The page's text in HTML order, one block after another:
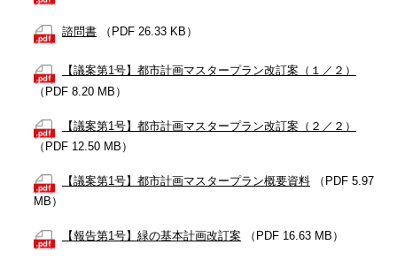
諮問書 （PDF 26.33 KB）
【議案第1号】都市計画マスタープラン改訂案（１／２）
（PDF 8.20 MB）
【議案第1号】都市計画マスタープラン改訂案（２／２）
（PDF 12.50 MB）
【議案第1号】都市計画マスタープラン概要資料 （PDF 5.97
MB）
【報告第1号】緑の基本計画改訂案 （PDF 16.63 MB）